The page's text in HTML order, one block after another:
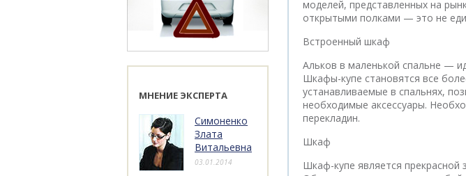
моделей, представленных на
открытыми полками — это не
Встроенный шкаф
Альков в маленькой спальне —
Шкафы-купе становятся все
устанавливаемые в спальнях,
необходимые аксессуары.
перекладин.
Шкаф
Шкаф-купе является
МНЕНИЕ ЭКСПЕРТА
Симоненко
Злата
Витальевна
03.01.2014